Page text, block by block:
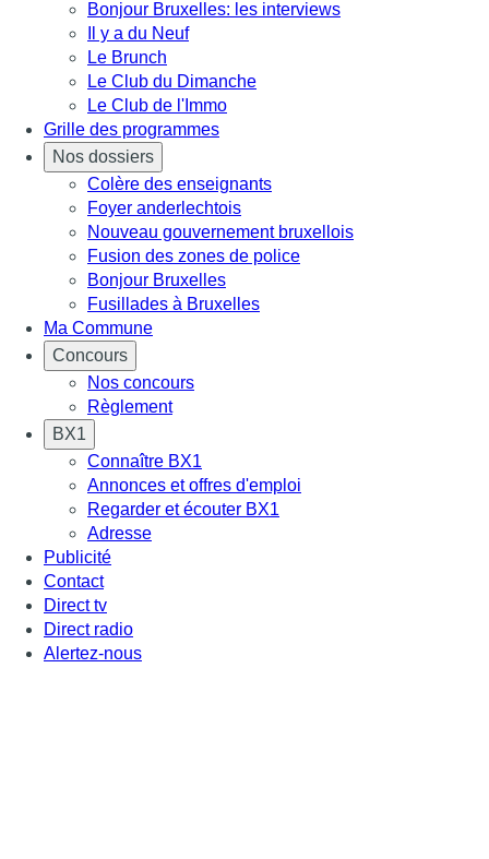
Bonjour Bruxelles: les interviews
Il y a du Neuf
Le Brunch
Le Club du Dimanche
Le Club de l'Immo
Grille des programmes
Nos dossiers
Colère des enseignants
Foyer anderlechtois
Nouveau gouvernement bruxellois
Fusion des zones de police
Bonjour Bruxelles
Fusillades à Bruxelles
Ma Commune
Concours
Nos concours
Règlement
BX1
Connaître BX1
Annonces et offres d'emploi
Regarder et écouter BX1
Adresse
Publicité
Contact
Direct tv
Direct radio
Alertez-nous